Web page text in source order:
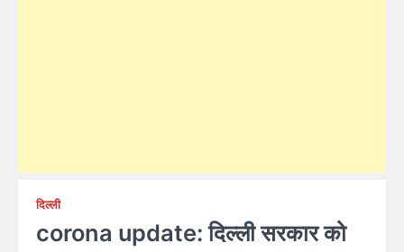
दिल्ली
corona update: दिल्ली सरकार को